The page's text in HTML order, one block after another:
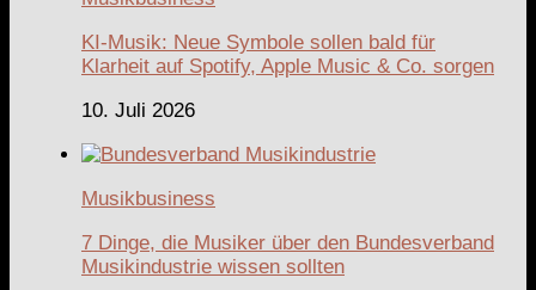
KI-Musik: Neue Symbole sollen bald für
Klarheit auf Spotify, Apple Music & Co. sorgen
10. Juli 2026
Musikbusiness
7 Dinge, die Musiker über den Bundesverband
Musikindustrie wissen sollten